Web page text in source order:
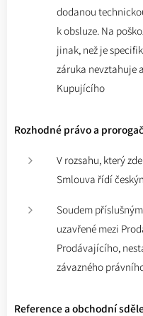
dodanou
k obsluze. Na
jinak, než je
záruka nevztahuje
Kupujícího
Rozhodné právo a
V rozsahu, který
Smlouva řídí
Soudem
uzavřené mezi
Prodávajícího,
závazného
Reference a obchodní